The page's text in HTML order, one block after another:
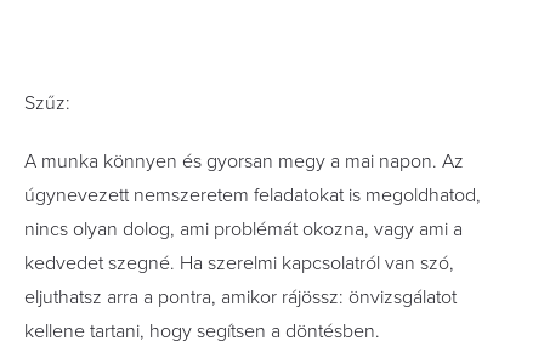
Szűz:
A munka könnyen és gyorsan megy a mai napon. Az
úgynevezett nemszeretem feladatokat is megoldhatod,
nincs olyan dolog, ami problémát okozna, vagy ami a
kedvedet szegné. Ha szerelmi kapcsolatról van szó,
eljuthatsz arra a pontra, amikor rájössz: önvizsgálatot
kellene tartani, hogy segítsen a döntésben.